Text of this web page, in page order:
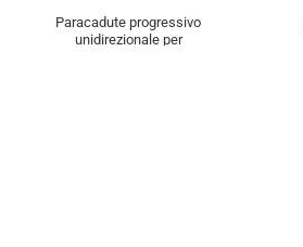
Paracadute progressivo
unidirezionale per